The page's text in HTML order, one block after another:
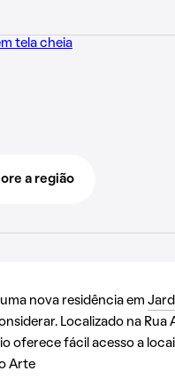
a região
nova residência em
Localizado na Rua
oferece fácil acesso a
Arte